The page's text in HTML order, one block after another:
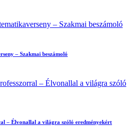
– Szakmai beszámoló
– Élvonallal a világra szóló eredményekért